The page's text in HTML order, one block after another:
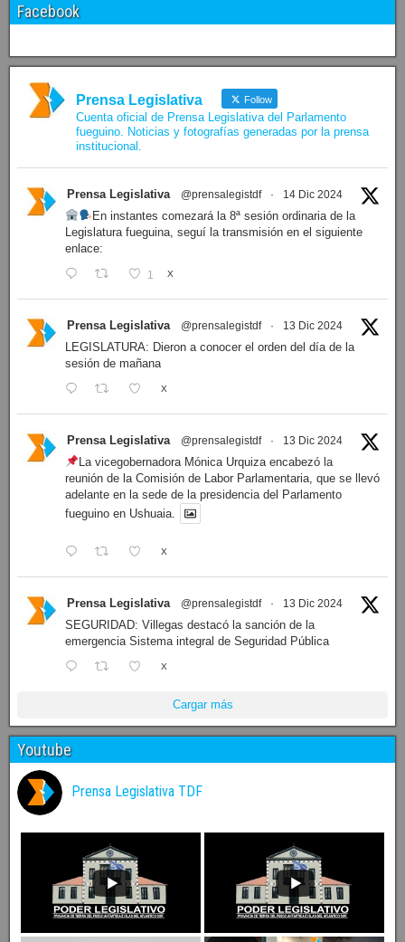
Facebook
Prensa Legislativa Follow
Cuenta oficial de Prensa Legislativa del Parlamento
fueguino. Noticias y fotografías generadas por la prensa
institucional.
Prensa Legislativa @prensalegistdf · 14 Dic 2024
En instantes comezará la 8ª sesión ordinaria de la
Legislatura fueguina, seguí la transmisión en el siguiente
enlace:
1 X
Prensa Legislativa @prensalegistdf · 13 Dic 2024
LEGISLATURA: Dieron a conocer el orden del día de la
sesión de mañana
X
Prensa Legislativa @prensalegistdf · 13 Dic 2024
La vicegobernadora Mónica Urquiza encabezó la
reunión de la Comisión de Labor Parlamentaria, que se llevó
adelante en la sede de la presidencia del Parlamento
fueguino en Ushuaia.
X
Prensa Legislativa @prensalegistdf · 13 Dic 2024
SEGURIDAD: Villegas destacó la sanción de la
emergencia Sistema integral de Seguridad Pública
X
Cargar más
Youtube
Prensa Legislativa TDF